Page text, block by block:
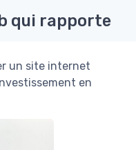
qui rapporte
un site internet
en